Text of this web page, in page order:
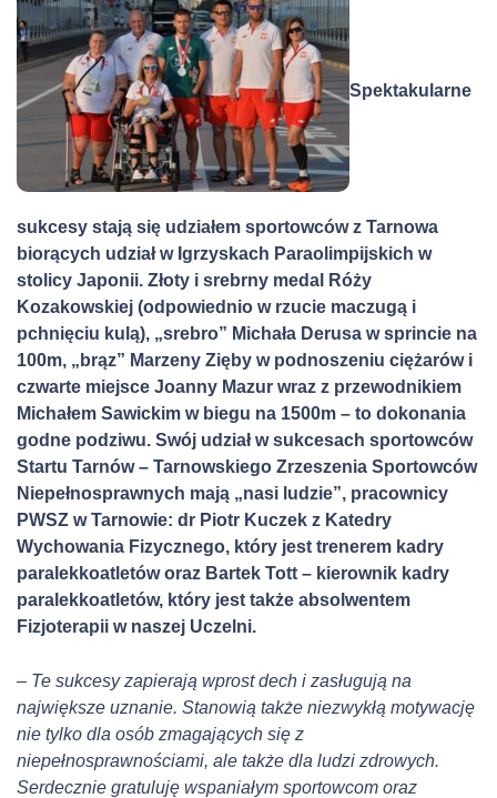
Spektakularne
sukcesy stają się udziałem sportowców z Tarnowa
biorących udział w Igrzyskach Paraolimpijskich w
stolicy Japonii. Złoty i srebrny medal Róży
Kozakowskiej (odpowiednio w rzucie maczugą i
pchnięciu kulą), „srebro” Michała Derusa w sprincie na
100m, „brąz” Marzeny Zięby w podnoszeniu ciężarów i
czwarte miejsce Joanny Mazur wraz z przewodnikiem
Michałem Sawickim w biegu na 1500m – to dokonania
godne podziwu. Swój udział w sukcesach sportowców
Startu Tarnów – Tarnowskiego Zrzeszenia Sportowców
Niepełnosprawnych mają „nasi ludzie”, pracownicy
PWSZ w Tarnowie: dr Piotr Kuczek z Katedry
Wychowania Fizycznego, który jest trenerem kadry
paralekkoatletów oraz Bartek Tott – kierownik kadry
paralekkoatletów, który jest także absolwentem
Fizjoterapii w naszej Uczelni.
– Te sukcesy zapierają wprost dech i zasługują na
największe uznanie. Stanowią także niezwykłą motywację
nie tylko dla osób zmagających się z
niepełnosprawnościami, ale także dla ludzi zdrowych.
Serdecznie gratuluję wspaniałym sportowcom oraz